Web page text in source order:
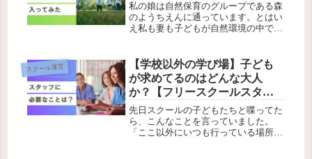
私の娘は自然保育のグループである森
のようちえんに通っています。とはい
え私も妻も子どもが自然環境の中で育
ったりしてるわけでもありません。た
だ、幼児期は自然環境の中で遊ぶのが
比較...
スクール運営
【学校以外の学び場】子ども
が求めてるのはどんな大人
か？【フリースクールスタッ
フの資質】
先日スクールの子どもたちと喋ってた
ら、こんなことを言っていました。
「ここ以外にいつも行っている場所が